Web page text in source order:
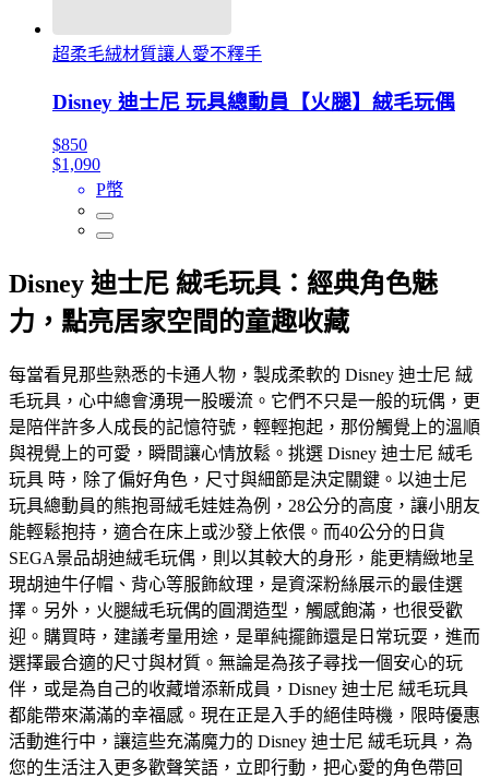
超柔毛絨材質讓人愛不釋手
Disney 迪士尼 玩具總動員【火腿】絨毛玩偶
$850
$1,090
P幣
Disney 迪士尼 絨毛玩具：經典角色魅
力，點亮居家空間的童趣收藏
每當看見那些熟悉的卡通人物，製成柔軟的 Disney 迪士尼 絨
毛玩具，心中總會湧現一股暖流。它們不只是一般的玩偶，更
是陪伴許多人成長的記憶符號，輕輕抱起，那份觸覺上的溫順
與視覺上的可愛，瞬間讓心情放鬆。挑選 Disney 迪士尼 絨毛
玩具 時，除了偏好角色，尺寸與細節是決定關鍵。以迪士尼
玩具總動員的熊抱哥絨毛娃娃為例，28公分的高度，讓小朋友
能輕鬆抱持，適合在床上或沙發上依偎。而40公分的日貨
SEGA景品胡迪絨毛玩偶，則以其較大的身形，能更精緻地呈
現胡迪牛仔帽、背心等服飾紋理，是資深粉絲展示的最佳選
擇。另外，火腿絨毛玩偶的圓潤造型，觸感飽滿，也很受歡
迎。購買時，建議考量用途，是單純擺飾還是日常玩耍，進而
選擇最合適的尺寸與材質。無論是為孩子尋找一個安心的玩
伴，或是為自己的收藏增添新成員，Disney 迪士尼 絨毛玩具
都能帶來滿滿的幸福感。現在正是入手的絕佳時機，限時優惠
活動進行中，讓這些充滿魔力的 Disney 迪士尼 絨毛玩具，為
您的生活注入更多歡聲笑語，立即行動，把心愛的角色帶回